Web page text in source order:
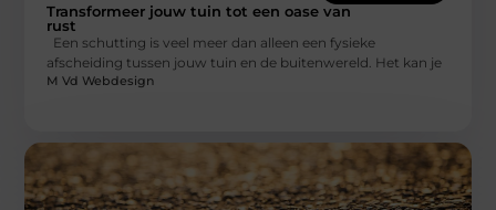
Transformeer jouw tuin tot een oase van
rust
Een schutting is veel meer dan alleen een fysieke
afscheiding tussen jouw tuin en de buitenwereld. Het kan je
M Vd Webdesign